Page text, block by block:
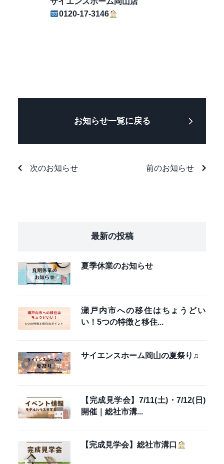
0120-17-3146
お知らせ一覧に戻る
次のお知らせ 前のお知らせ
最新の投稿
夏季休業のお知らせ
瀬戸内市への移住はちょうどい
い！5つの特徴と移住...
サイエンスホーム岡山の夏祭り♫
【完成見学会】7/11(土)・7/12(日)
開催｜総社市溝...
【完成見学会】総社市溝口